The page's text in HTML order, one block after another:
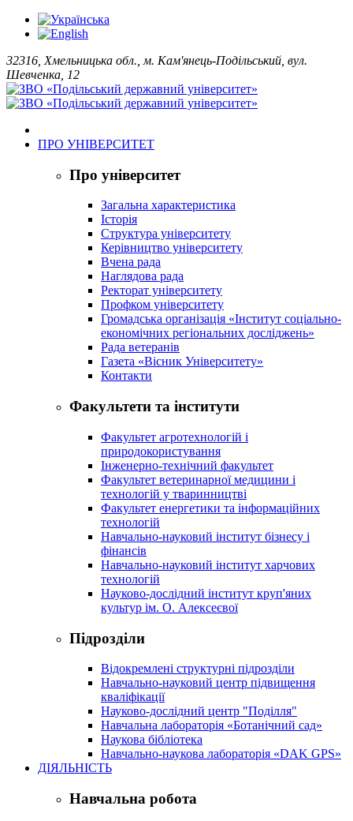
32316, Хмельницька обл., м. Кам'янець-Подільський, вул.
Шевченка, 12
ПРО УНІВЕРСИТЕТ
Про університет
Загальна характеристика
Історія
Структура університету
Керівництво університету
Вчена рада
Наглядова рада
Ректорат університету
Профком університету
Громадська організація «Інститут соціально-
економічних регіональних досліджень»
Рада ветеранів
Газета «Вісник Університету»
Контакти
Факультети та інститути
Факультет агротехнологій і
природокористування
Інженерно-технічний факультет
Факультет ветеринарної медицини і
технологій у тваринництві
Факультет енергетики та інформаційних
технологій
Навчально-науковий інститут бізнесу і
фінансів
Навчально-науковий інститут харчових
технологій
Науково-дослідний інститут круп'яних
культур ім. О. Алексеєвої
Підрозділи
Відокремлені структурні підрозділи
Навчально-науковий центр підвищення
кваліфікації
Науково-дослідний центр "Поділля"
Навчальна лабораторія «Ботанічний сад»
Наукова бібліотека
Навчально-наукова лабораторія «DAK GPS»
ДІЯЛЬНІСТЬ
Навчальна робота